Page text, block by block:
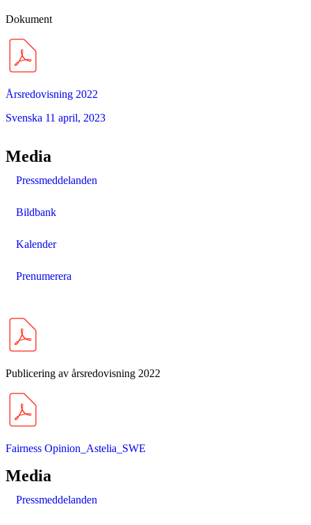
Dokument
Årsredovisning 2022
Svenska 11 april, 2023
Media
Pressmeddelanden
Bildbank
Kalender
Prenumerera
Publicering av årsredovisning 2022
Fairness Opinion_Astelia_SWE
Media
Pressmeddelanden